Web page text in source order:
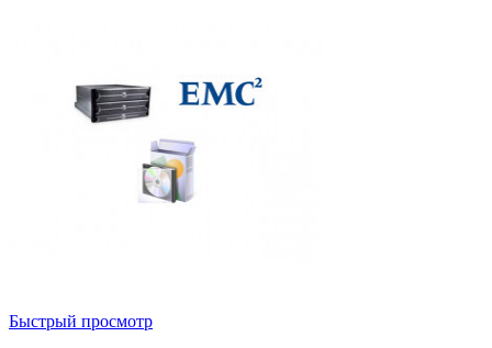
Быстрый просмотр